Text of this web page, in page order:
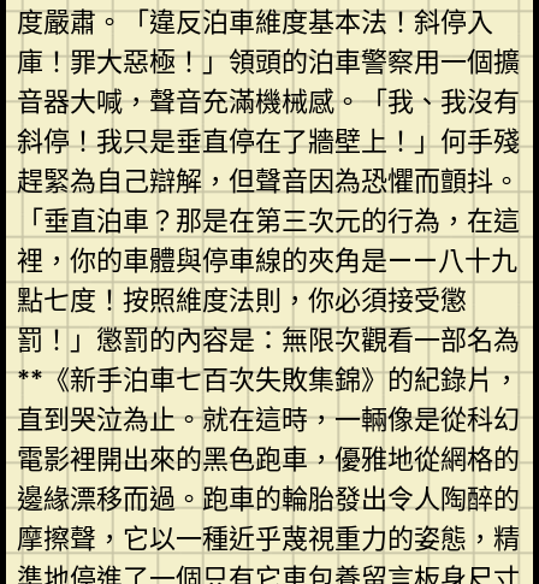
度嚴肅。「違反泊車維度基本法！斜停入
庫！罪大惡極！」領頭的泊車警察用一個擴
音器大喊，聲音充滿機械感。「我、我沒有
斜停！我只是垂直停在了牆壁上！」何手殘
趕緊為自己辯解，但聲音因為恐懼而顫抖。
「垂直泊車？那是在第三次元的行為，在這
裡，你的車體與停車線的夾角是——八十九
點七度！按照維度法則，你必須接受懲
罰！」懲罰的內容是：無限次觀看一部名為
**《新手泊車七百次失敗集錦》的紀錄片，
直到哭泣為止。就在這時，一輛像是從科幻
電影裡開出來的黑色跑車，優雅地從網格的
邊緣漂移而過。跑車的輪胎發出令人陶醉的
摩擦聲，它以一種近乎蔑視重力的姿態，精